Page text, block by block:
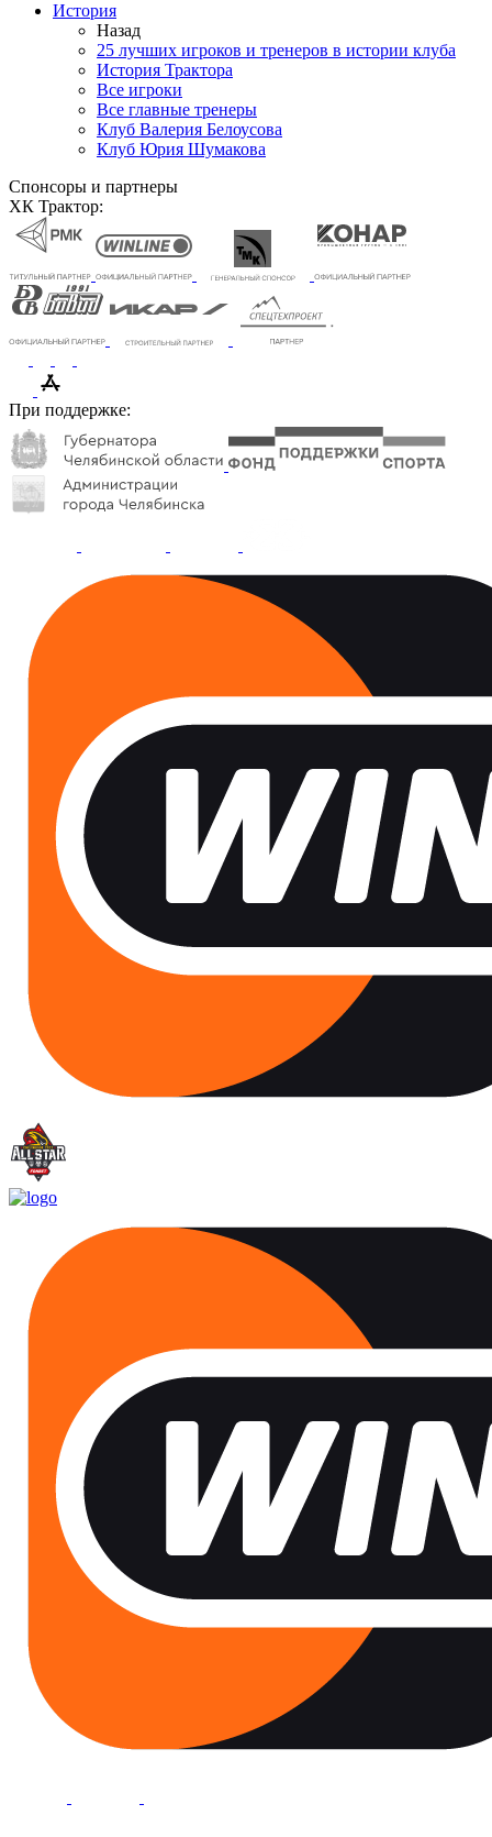
История
Назад
25 лучших игроков и тренеров в истории клуба
История Трактора
Все игроки
Все главные тренеры
Клуб Валерия Белоусова
Клуб Юрия Шумакова
Спонсоры и партнеры
ХК Трактор:
При поддержке: